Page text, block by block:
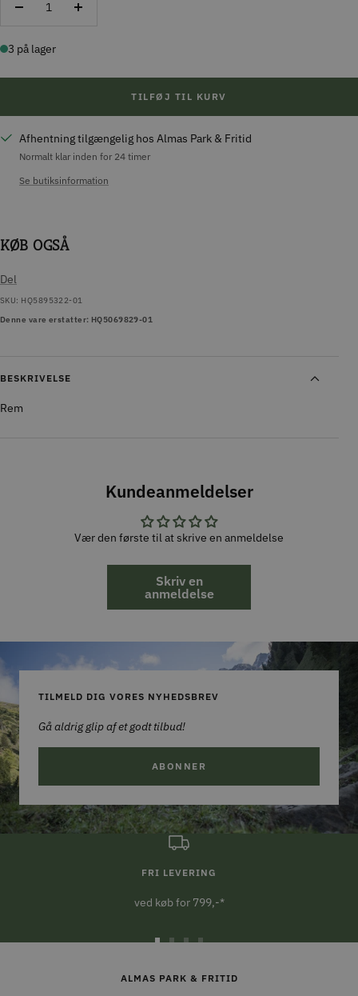
Reducer
Forøg
3 på lager
TILFØJ TIL KURV
Afhentning tilgængelig hos Almas Park & Fritid
Normalt klar inden for 24 timer
Se butiksinformation
KØB OGSÅ
Del
SKU: HQ5895322-01
Denne vare erstatter: HQ5069829-01
BESKRIVELSE
Rem
Kundeanmeldelser
Vær den første til at skrive en anmeldelse
Skriv en
anmeldelse
TILMELD DIG VORES NYHEDSBREV
Gå aldrig glip af et godt tilbud!
ABONNER
FRI LEVERING
ved køb for 799,-*
ALMAS PARK & FRITID